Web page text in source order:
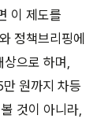
이 제도를
정책브리핑에
으로 하며,
원까지 차등
것이 아니라,